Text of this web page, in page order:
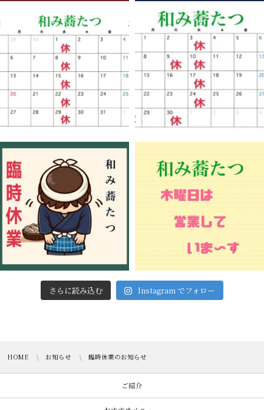
さらに読み込む Instagram でフォロー
HOME お知らせ 臨時休業のお知らせ
ご紹介